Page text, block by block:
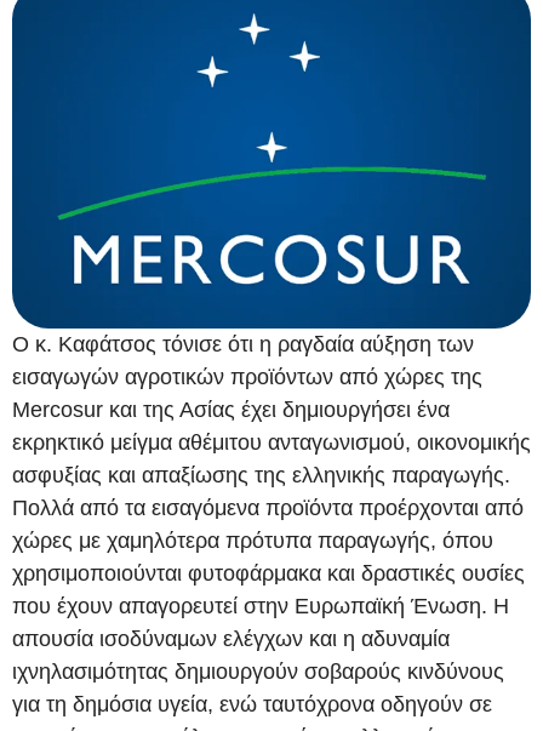
Ο κ. Καφάτσος τόνισε ότι η ραγδαία αύξηση των
εισαγωγών αγροτικών προϊόντων από χώρες της
Mercosur και της Ασίας έχει δημιουργήσει ένα
εκρηκτικό μείγμα αθέμιτου ανταγωνισμού, οικονομικής
ασφυξίας και απαξίωσης της ελληνικής παραγωγής.
Πολλά από τα εισαγόμενα προϊόντα προέρχονται από
χώρες με χαμηλότερα πρότυπα παραγωγής, όπου
χρησιμοποιούνται φυτοφάρμακα και δραστικές ουσίες
που έχουν απαγορευτεί στην Ευρωπαϊκή Ένωση. Η
απουσία ισοδύναμων ελέγχων και η αδυναμία
ιχνηλασιμότητας δημιουργούν σοβαρούς κινδύνους
για τη δημόσια υγεία, ενώ ταυτόχρονα οδηγούν σε